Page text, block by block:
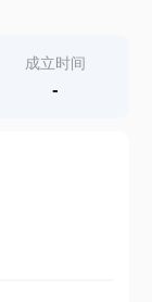
成立时间
-